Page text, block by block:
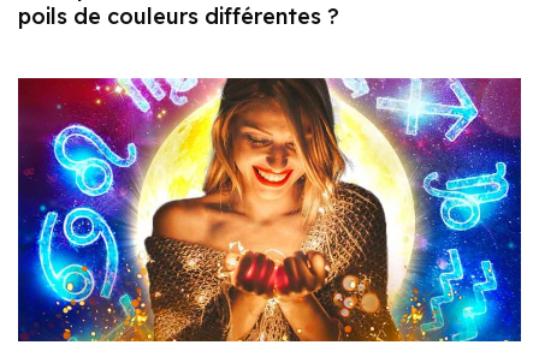
poils de couleurs différentes ?